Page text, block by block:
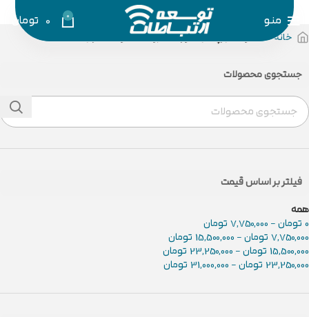
منو 0
0 تومان
خانه محصولات برچسب خورده “فروشگاه توسعه ارتباطات”
جستجوی محصولات
فیلتر بر اساس قیمت
همه
0 تومان-
7,750,000 تومان
7,750,000 تومان-
15,500,000 تومان
15,500,000 تومان-
23,250,000 تومان
23,250,000 تومان-
31,000,000 تومان